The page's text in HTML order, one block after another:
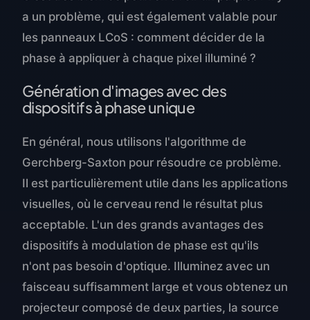
a un problème, qui est également valable pour
les panneaux LCoS : comment décider de la
phase à appliquer à chaque pixel illuminé ?
Génération d'images avec des
dispositifs à phase unique
En général, nous utilisons l'algorithme de
Gerchberg-Saxton pour résoudre ce problème.
Il est particulièrement utile dans les applications
visuelles, où le cerveau rend le résultat plus
acceptable. L'un des grands avantages des
dispositifs à modulation de phase est qu'ils
n'ont pas besoin d'optique. Illuminez avec un
faisceau suffisamment large et vous obtenez un
projecteur composé de deux parties, la source